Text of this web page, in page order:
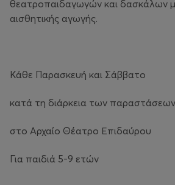
θεατροπαιδαγωγών και δασκάλων
αισθητικής αγωγής.
Κάθε Παρασκευή και Σάββατο
κατά τη διάρκεια των παραστάσεων
στο Αρχαίο Θέατρο Επιδαύρου
Για παιδιά 5-9 ετών